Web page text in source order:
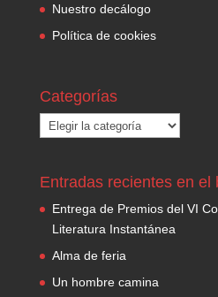
Nuestro decálogo
Política de cookies
Categorías
Categorías
Entradas recientes en el
Entrega de Premios del VI
Literatura Instantánea
Alma de feria
Un hombre camina